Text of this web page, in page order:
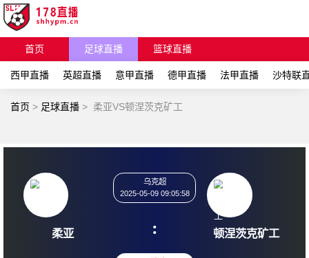
首页 足球直播 篮球直播
西甲直播 英超直播 意甲直播 德甲直播 法甲直播 沙特联
首页 > 足球直播 > 柔亚VS顿涅茨克矿工
2025-05-09 09:05:58